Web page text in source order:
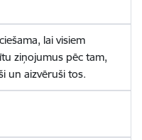
lai visiem
ziņojumus pēc tam,
un aizvēruši tos.